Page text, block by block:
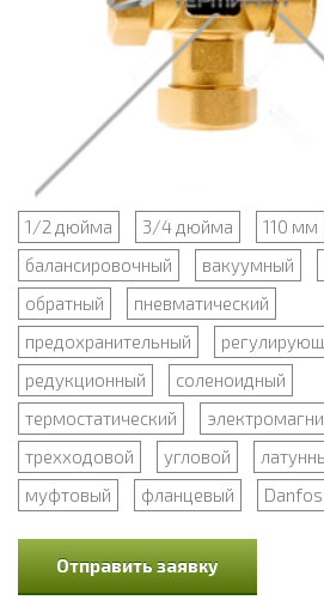
1/2 дюйма 3/4 дюйма 110 мм
балансировочный
вакуумный
обратный
пневматический
предохранительный
редукционный
соленоидный
термостатический
трехходовой
угловой
муфтовый
фланцевый
Отправить заявку